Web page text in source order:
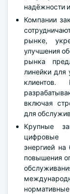
надёжности
Компании
рынке,
улучшения
рынка
линейки для
включая
для
Крупные
цифровые
энергией
повышения